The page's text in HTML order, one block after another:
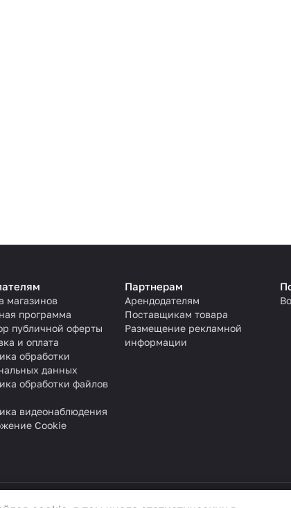
магазинов
программа
публичной оферты
и оплата
обработки
данных
обработки файлов
видеонаблюдения
Cookie
Партнерам
Арендодателям
Поставщикам товара
Размещение рекламной
информации